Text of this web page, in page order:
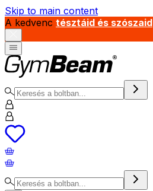
Skip to main content
A kedvenc tésztáid és szószaid